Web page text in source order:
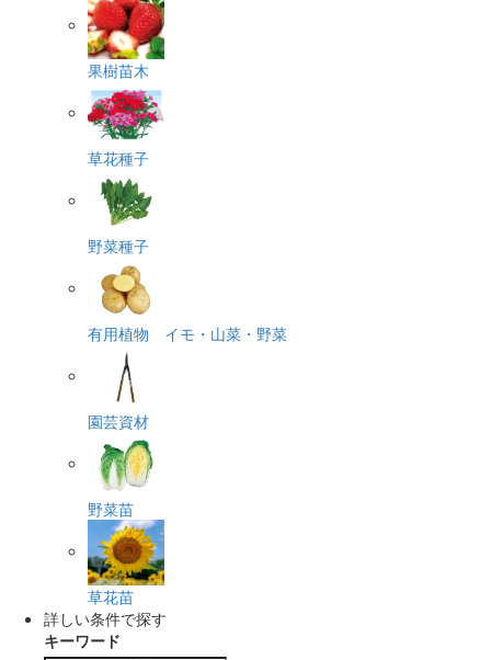
果樹苗木
草花種子
野菜種子
有用植物 イモ・山菜・野菜
園芸資材
野菜苗
草花苗
詳しい条件で探す
キーワード